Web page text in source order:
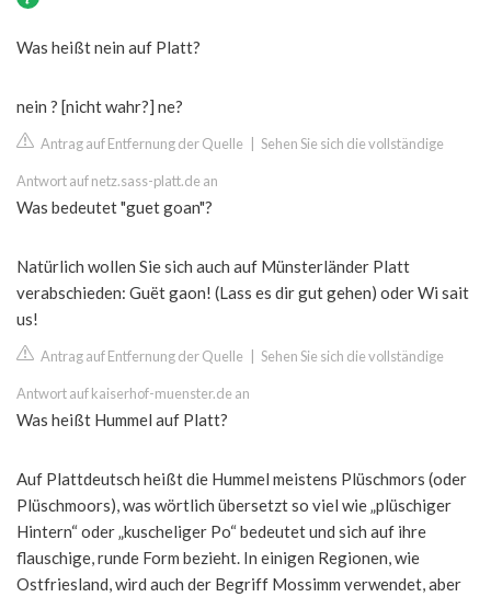
Was heißt nein auf Platt?
nein ? [nicht wahr?] ne?
Antrag auf Entfernung der Quelle Sehen Sie sich die vollständige
Antwort auf netz.sass-platt.de an
Was bedeutet "guet goan"?
Natürlich wollen Sie sich auch auf Münsterländer Platt
verabschieden: Guët gaon! (Lass es dir gut gehen) oder Wi sait
us!
Antrag auf Entfernung der Quelle Sehen Sie sich die vollständige
Antwort auf kaiserhof-muenster.de an
Was heißt Hummel auf Platt?
Auf Plattdeutsch heißt die Hummel meistens Plüschmors (oder
Plüschmoors), was wörtlich übersetzt so viel wie „plüschiger
Hintern“ oder „kuscheliger Po“ bedeutet und sich auf ihre
flauschige, runde Form bezieht. In einigen Regionen, wie
Ostfriesland, wird auch der Begriff Mossimm verwendet, aber